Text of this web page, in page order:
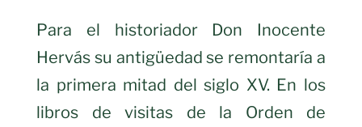
Para el historiador Don Inocente
Hervás su antigüedad se remontaría a
la primera mitad del siglo XV. En los
libros de visitas de la Orden de